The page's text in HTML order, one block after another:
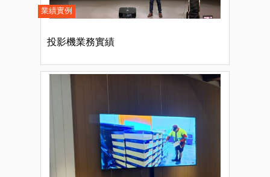
業績實例
投影機業務實績